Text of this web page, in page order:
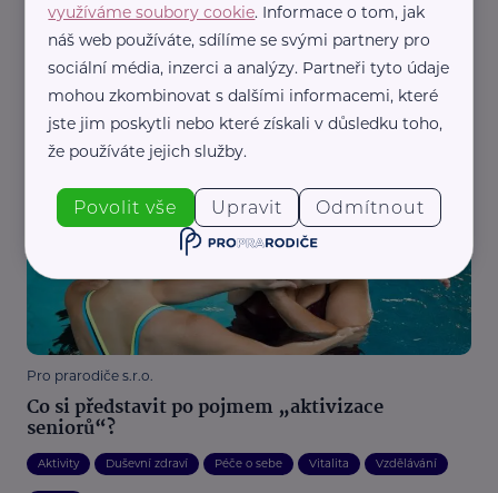
Pro prarodiče s.r.o.
Denní rutina je klíčem k aktivnímu a zdravému
životu seniorů
Zdraví Výživa Péče o sebe
Pro prarodiče s.r.o.
Co si představit po pojmem „aktivizace
seniorů“?
Aktivity Duševní zdraví Péče o sebe Vitalita Vzdělávání
využíváme soubory cookie. Informace o tom, jak
náš web používáte, sdílíme se svými partnery pro
sociální média, inzerci a analýzy. Partneři tyto údaje
mohou zkombinovat s dalšími informacemi, které
jste jim poskytli nebo které získali v důsledku toho,
že používáte jejich služby.
Povolit vše Upravit Odmítnout